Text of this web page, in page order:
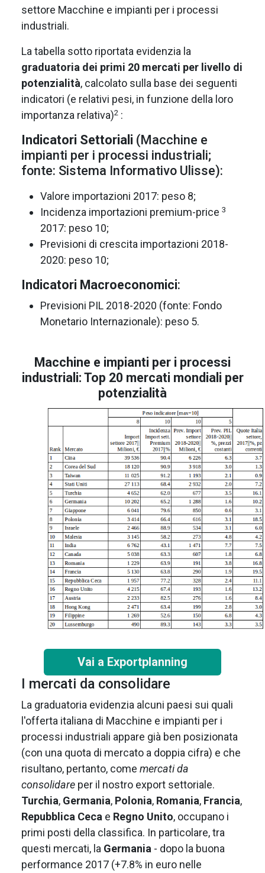
settore Macchine e impianti per i processi
industriali.
La tabella sotto riportata evidenzia la
graduatoria dei primi 20 mercati per livello di
potenzialità , calcolato sulla base dei seguenti
indicatori (e relativi pesi, in funzione della loro
importanza relativa)2 :
Indicatori Settoriali (Macchine e
impianti per i processi industriali;
fonte: Sistema Informativo Ulisse):
Valore importazioni 2017: peso 8;
Incidenza importazioni premium-price 3
2017: peso 10;
Previsioni di crescita importazioni 2018-
2020: peso 10;
Indicatori Macroeconomici:
Previsioni PIL 2018-2020 (fonte: Fondo
Monetario Internazionale): peso 5.
Macchine e impianti per i processi
industriali: Top 20 mercati mondiali per
potenzialità
Vai a Exportplanning
I mercati da consolidare
La graduatoria evidenzia alcuni paesi sui quali
l'offerta italiana di Macchine e impianti per i
processi industriali appare già ben posizionata
(con una quota di mercato a doppia cifra) e che
risultano, pertanto, come mercati da
consolidare per il nostro export settoriale.
Turchia Germania Polonia Romania Francia
Repubblica Ceca e Regno Unito , occupano i
primi posti della classifica. In particolare, tra
questi mercati, la Germania - dopo la buona
performance 2017 (+7.8% in euro nelle